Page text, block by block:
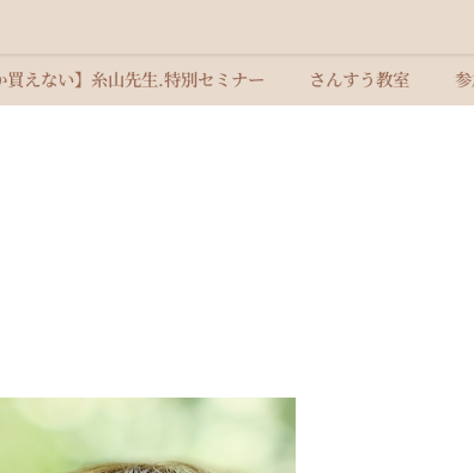
買えない】糸山先生.特別セミナー さんすう教室